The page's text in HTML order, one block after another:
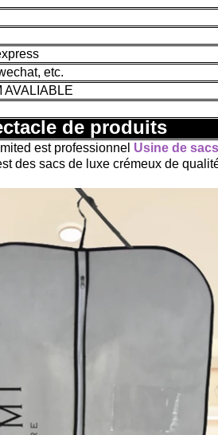
etc.
AVALIABLE
de produits
est professionnel Usine de
des sacs de luxe crémeux de